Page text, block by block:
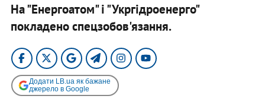
На "Енергоатом" і "Укргідроенерго"
покладено спецзобов'язання.
Додати LB.ua як бажане
джерело в Google